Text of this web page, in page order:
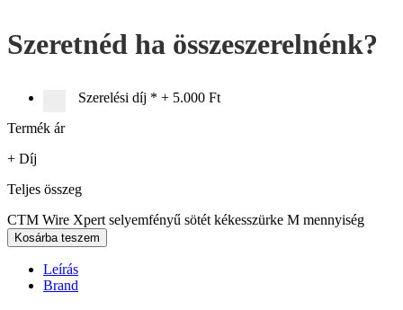
Szeretnéd ha összeszerelnénk?
Szerelési díj * + 5.000 Ft
Termék ár
+ Díj
Teljes összeg
CTM Wire Xpert selyemfényű sötét kékesszürke M mennyiség
Kosárba teszem
Leírás
Brand